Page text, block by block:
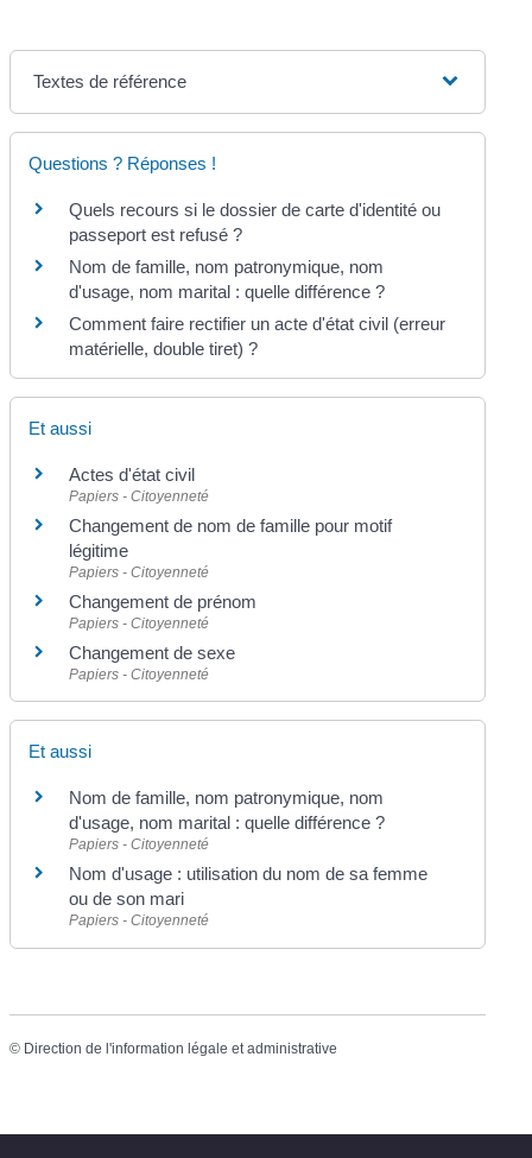
Textes de référence
Questions ? Réponses !
Quels recours si le dossier de carte d'identité ou
passeport est refusé ?
Nom de famille, nom patronymique, nom
d'usage, nom marital : quelle différence ?
Comment faire rectifier un acte d'état civil (erreur
matérielle, double tiret) ?
Et aussi
Actes d'état civil
Papiers - Citoyenneté
Changement de nom de famille pour motif
légitime
Papiers - Citoyenneté
Changement de prénom
Papiers - Citoyenneté
Changement de sexe
Papiers - Citoyenneté
Et aussi
Nom de famille, nom patronymique, nom
d'usage, nom marital : quelle différence ?
Papiers - Citoyenneté
Nom d'usage : utilisation du nom de sa femme
ou de son mari
Papiers - Citoyenneté
© Direction de l'information légale et administrative